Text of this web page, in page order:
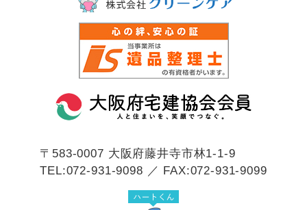
〒583-0007 大阪府藤井寺市林1-1-9
TEL:072-931-9098 ／ FAX:072-931-9099